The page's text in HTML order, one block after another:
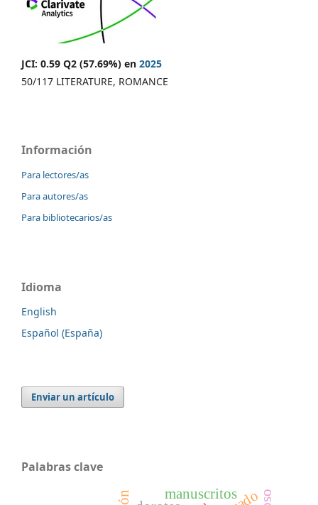
JCI: 0.59 Q2 (57.69%) en 2025
50/117 LITERATURE, ROMANCE
Información
Para lectores/as
Para autores/as
Para bibliotecarios/as
Idioma
English
Español (España)
Enviar un artículo
Palabras clave
manuscritos